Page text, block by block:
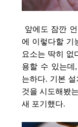
앞에도 잠깐
에 이렇다할 기
요소는 딱히 없
용할 수 있는데
는하다. 기본
것을 시도해봤
새 포기했다.